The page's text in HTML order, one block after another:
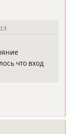
что вход